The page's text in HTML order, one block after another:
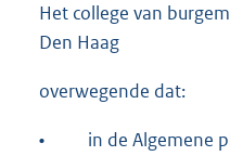
Het college van
Den Haag
overwegende dat:
•
in de Algemene